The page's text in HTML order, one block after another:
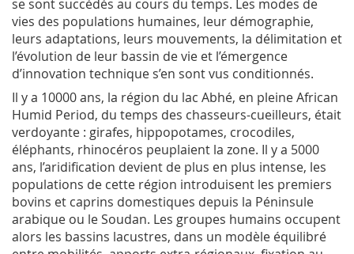
se sont succédés au cours du temps. Les modes de
vies des populations humaines, leur démographie,
leurs adaptations, leurs mouvements, la délimitation et
l’évolution de leur bassin de vie et l’émergence
d’innovation technique s’en sont vus conditionnés.
Il y a 10000 ans, la région du lac Abhé, en pleine African
Humid Period, du temps des chasseurs-cueilleurs, était
verdoyante : girafes, hippopotames, crocodiles,
éléphants, rhinocéros peuplaient la zone. Il y a 5000
ans, l’aridification devient de plus en plus intense, les
populations de cette région introduisent les premiers
bovins et caprins domestiques depuis la Péninsule
arabique ou le Soudan. Les groupes humains occupent
alors les bassins lacustres, dans un modèle équilibré